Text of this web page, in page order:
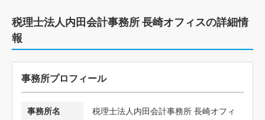
税理士法人内田会計事務所 長崎オフィスの詳細情
報
事務所プロフィール
事務所名
税理士法人内田会計事務所 長崎オフィ